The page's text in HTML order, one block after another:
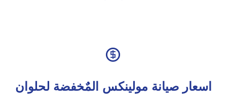

اسعار صيانة مولينكس المٌخفضة لحلوان